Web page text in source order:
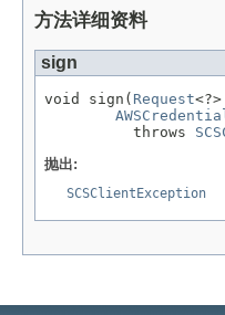
方法详细资料
sign
void sign( Request
          throws
抛出:
SCSClientException